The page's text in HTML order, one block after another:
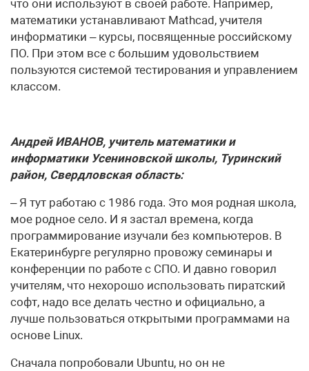
что они используют в своей работе. Например,
математики устанавливают Mathcad, учителя
информатики – курсы, посвященные российскому
ПО. При этом все с большим удовольствием
пользуются системой тестирования и управлением
классом.
Андрей ИВАНОВ, учитель математики и
информатики Усениновской школы, Туринский
район, Свердловская область:
– Я тут работаю с 1986 года. Это моя родная школа,
мое родное село. И я застал времена, когда
программирование изучали без компьютеров. В
Екатеринбурге регулярно провожу семинары и
конференции по работе с СПО. И давно говорил
учителям, что нехорошо использовать пиратский
софт, надо все делать честно и официально, а
лучше пользоваться открытыми программами на
основе Linux.
Сначала попробовали Ubuntu, но он не